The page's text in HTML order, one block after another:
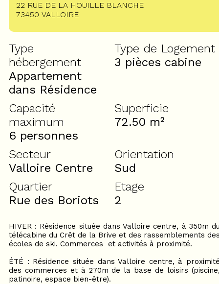
22 RUE DE LA HOUILLE BLANCHE
73450 VALLOIRE
Type
hébergement
Appartement
dans Résidence
Type de Logement
3 pièces cabine
Capacité
maximum
6 personnes
Superficie
72.50 m²
Secteur
Valloire Centre
Orientation
Sud
Quartier
Rue des Boriots
Etage
2
HIVER : Résidence située dans Valloire centre, à 350m
télécabine du Crêt de la Brive et des rassemblements
écoles de ski. Commerces et activités à proximité.
ÉTÉ : Résidence située dans Valloire centre, à
des commerces et à 270m de la base de loisirs
patinoire, espace bien-être).